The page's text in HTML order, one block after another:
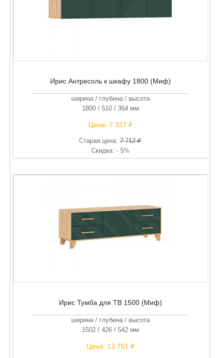
Ирис Антресоль к шкафу 1800 (Миф)
ширина / глубина / высота
1800 / 510 / 364 мм
Цена: 7 327 ₽
Старая цена: 7 712 ₽
Скидка: - 5%
Ирис Тумба для ТВ 1500 (Миф)
ширина / глубина / высота
1502 / 426 / 542 мм
Цена: 13 751 ₽